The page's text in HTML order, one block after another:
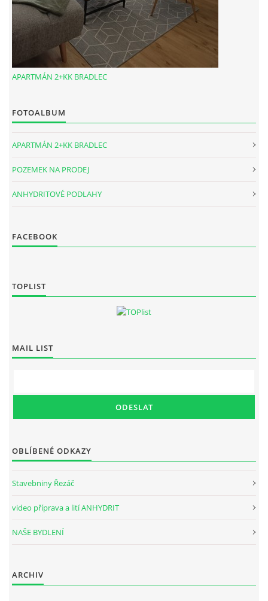
APARTMÁN 2+KK BRADLEC
FOTOALBUM
APARTMÁN 2+KK BRADLEC
POZEMEK NA PRODEJ
ANHYDRITOVÉ PODLAHY
FACEBOOK
TOPLIST
MAIL LIST
OBLÍBENÉ ODKAZY
Stavebniny Řezáč
video příprava a lití ANHYDRIT
NAŠE BYDLENÍ
ARCHIV